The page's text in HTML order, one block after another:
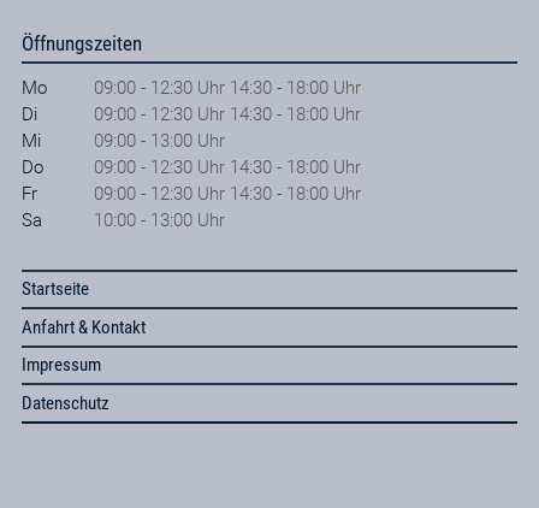
Öffnungszeiten
Mo
09:00 - 12:30 Uhr 14:30 - 18:00 Uhr
Di
09:00 - 12:30 Uhr 14:30 - 18:00 Uhr
Mi
09:00 - 13:00 Uhr
Do
09:00 - 12:30 Uhr 14:30 - 18:00 Uhr
Fr
09:00 - 12:30 Uhr 14:30 - 18:00 Uhr
Sa
10:00 - 13:00 Uhr
Startseite
Anfahrt & Kontakt
Impressum
Datenschutz